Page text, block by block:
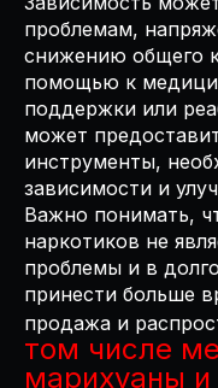
проблемам,
снижению общего
помощью к
поддержки или
может
инструменты,
зависимости и
Важно понимать,
наркотиков не
проблемы и в
принести больше
продажа и
том числе
марихуаны